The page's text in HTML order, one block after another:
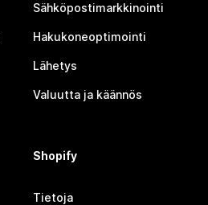
Sähköpostimarkkinointi
Hakukoneoptimointi
Lähetys
Valuutta ja käännös
Shopify
Tietoja